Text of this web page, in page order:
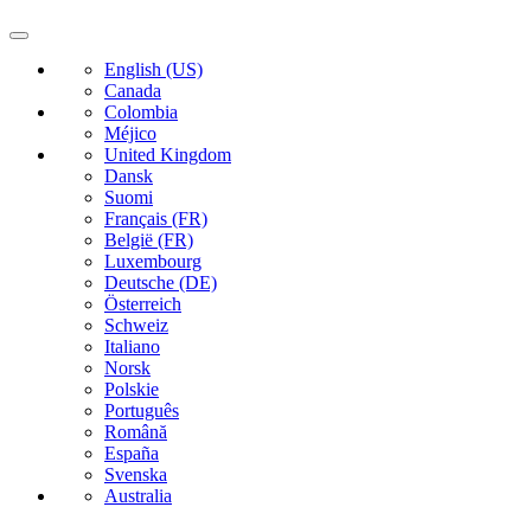
English (US)
Canada
Colombia
Méjico
United Kingdom
Dansk
Suomi
Français (FR)
België (FR)
Luxembourg
Deutsche (DE)
Österreich
Schweiz
Italiano
Norsk
Polskie
Português
Română
España
Svenska
Australia